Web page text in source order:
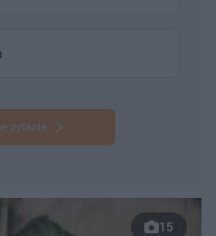
pytanie
15